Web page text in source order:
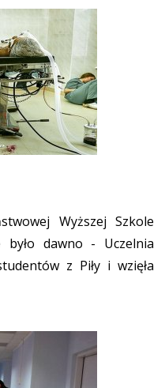
Wyższej Szkole
było dawno - Uczelnia
z Piły i wzięła